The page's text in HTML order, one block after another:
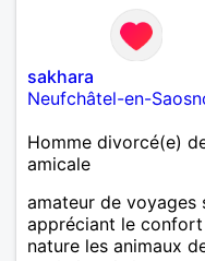
sakhara
Neufchâtel-en-
Homme divorcé(e)
amicale
amateur de voyages
appréciant le
nature les animaux